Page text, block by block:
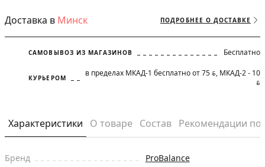
Доставка в Минск ПОДРОБНЕЕ О ДОСТАВКЕ
САМОВЫВОЗ ИЗ МАГАЗИНОВ Бесплатно
КУРЬЕРОМ в пределах МКАД-1 бесплатно от 75 BYN, МКАД-2 - 10
BYN
Характеристики О товаре Состав Рекомендации
Бренд ProBalance